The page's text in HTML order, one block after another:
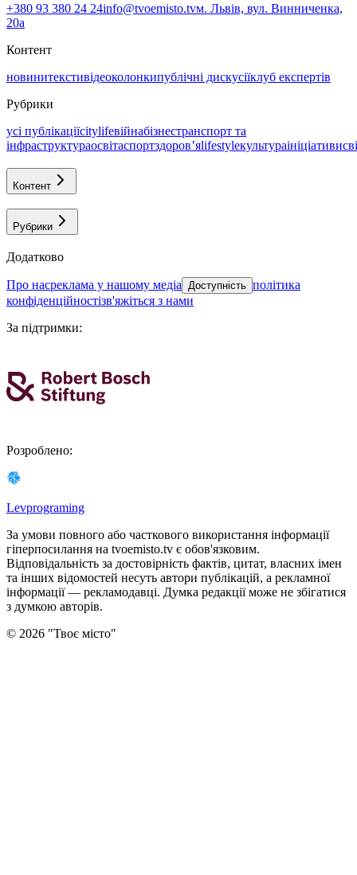
+380 93 380 24 24info@tvoemisto.tvм. Львів, вул. Винниченка,
20а
Контент
новинитекстивідеоколонкипублічні дискусіїклуб експертів
Рубрики
усі публікаціїcitylifeвійнабізнестранспорт та
інфраструктураосвітаспортздоровʼяlifestyleкультураініціативи
Контент
Рубрики
Додатково
про насреклама у нашому медіа Доступність політика
конфіденційностізв'яжіться з нами
За підтримки:
Розроблено:
Levprograming
За умови повного або часткового використання iнформацiї
гіперпосилання на tvoemisto.tv є обов'язковим.
Відповідальність за достовірність фактів, цитат, власних імен
та інших відомостей несуть автори публікацій, а рекламної
інформації — рекламодавці. Думка редакцiї може не збiгатися
з думкою авторiв.
© 2026 "Твоє місто"